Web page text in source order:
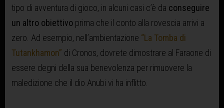
tipo di avventura di gioco, in alcuni casi c’è da conseguire
un altro obiettivoprima che il conto alla rovescia arrivi a
zero. Ad esempio, nell’ambientazione “La Tomba di
Tutankhamon” di Cronos, dovrete dimostrare al Faraone di
essere degni della sua benevolenza per rimuovere la
maledizione che il dio Anubi vi ha inflitto.